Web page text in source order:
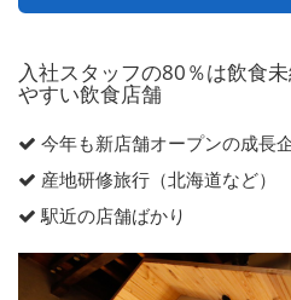
入社スタッフの80％は飲食
やすい飲食店舗
今年も新店舗オープンの成長
産地研修旅行（北海道など）
駅近の店舗ばかり